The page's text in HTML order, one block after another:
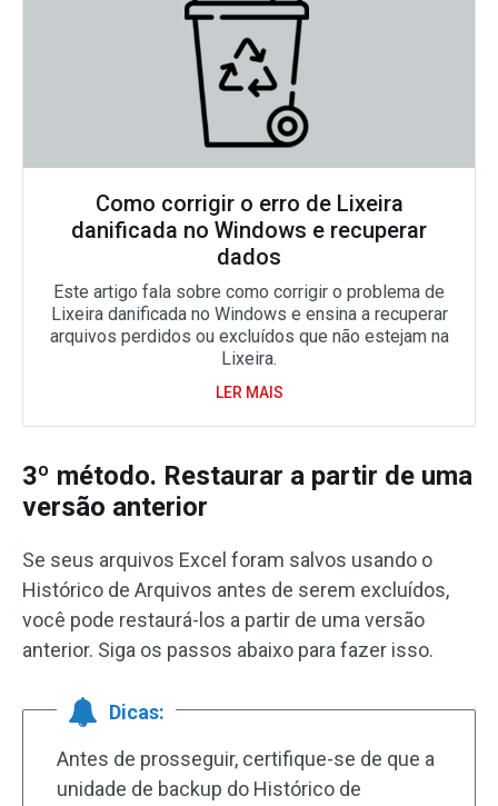
Como corrigir o erro de Lixeira
danificada no Windows e recuperar
dados
Este artigo fala sobre como corrigir o problema de
Lixeira danificada no Windows e ensina a recuperar
arquivos perdidos ou excluídos que não estejam na
Lixeira.
LER MAIS
3º método. Restaurar a partir de uma
versão anterior
Se seus arquivos Excel foram salvos usando o
Histórico de Arquivos antes de serem excluídos,
você pode restaurá-los a partir de uma versão
anterior. Siga os passos abaixo para fazer isso.
Dicas:
Antes de prosseguir, certifique-se de que a
unidade de backup do Histórico de